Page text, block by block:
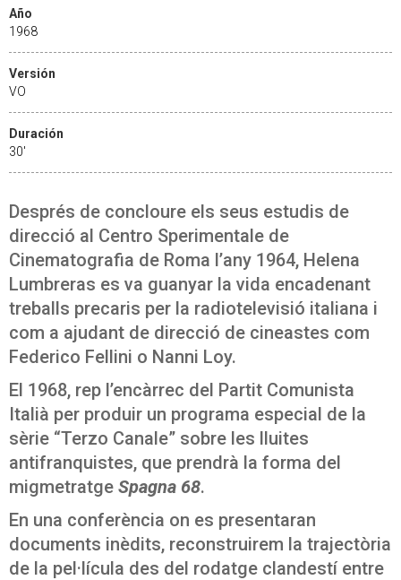
Año
1968
Versión
VO
Duración
30'
Després de concloure els seus estudis de
direcció al Centro Sperimentale de
Cinematografia de Roma l’any 1964, Helena
Lumbreras es va guanyar la vida encadenant
treballs precaris per la radiotelevisió italiana i
com a ajudant de direcció de cineastes com
Federico Fellini o Nanni Loy.
El 1968, rep l’encàrrec del Partit Comunista
Italià per produir un programa especial de la
sèrie “Terzo Canale” sobre les lluites
antifranquistes, que prendrà la forma del
migmetratge Spagna 68.
En una conferència on es presentaran
documents inèdits, reconstruirem la trajectòria
de la pel·lícula des del rodatge clandestí entre